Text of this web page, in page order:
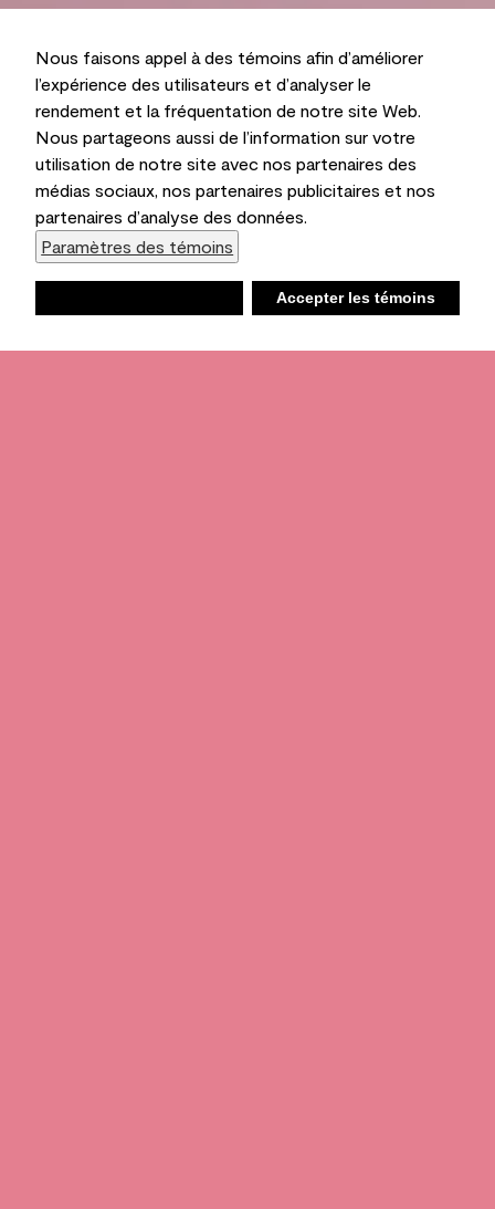
Nous faisons appel à des témoins afin d’améliorer
l’expérience des utilisateurs et d’analyser le
rendement et la fréquentation de notre site Web.
Nous partageons aussi de l’information sur votre
utilisation de notre site avec nos partenaires des
médias sociaux, nos partenaires publicitaires et nos
partenaires d’analyse des données.
Paramètres des témoins
Accepter les témoins
Liste d’achats